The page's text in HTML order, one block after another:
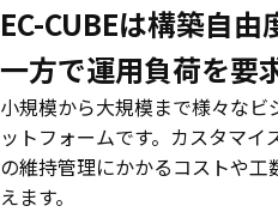
EC-CUBEは構築自由
一方で運用負荷を要
小規模から大規模まで様々な
ットフォームです。カスタマ
の維持管理にかかるコストや
えます。